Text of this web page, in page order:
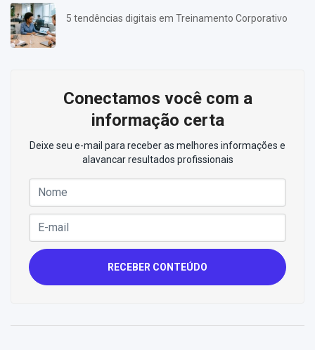
5 tendências digitais em Treinamento Corporativo
Conectamos você com a
informação certa
Deixe seu e-mail para receber as melhores informações e
alavancar resultados profissionais
RECEBER CONTEÚDO